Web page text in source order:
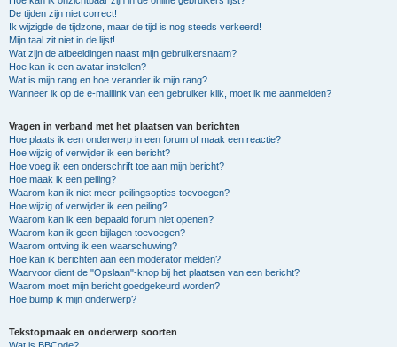
De tijden zijn niet correct!
Ik wijzigde de tijdzone, maar de tijd is nog steeds verkeerd!
Mijn taal zit niet in de lijst!
Wat zijn de afbeeldingen naast mijn gebruikersnaam?
Hoe kan ik een avatar instellen?
Wat is mijn rang en hoe verander ik mijn rang?
Wanneer ik op de e-maillink van een gebruiker klik, moet ik me aanmelden?
Vragen in verband met het plaatsen van berichten
Hoe plaats ik een onderwerp in een forum of maak een reactie?
Hoe wijzig of verwijder ik een bericht?
Hoe voeg ik een onderschrift toe aan mijn bericht?
Hoe maak ik een peiling?
Waarom kan ik niet meer peilingsopties toevoegen?
Hoe wijzig of verwijder ik een peiling?
Waarom kan ik een bepaald forum niet openen?
Waarom kan ik geen bijlagen toevoegen?
Waarom ontving ik een waarschuwing?
Hoe kan ik berichten aan een moderator melden?
Waarvoor dient de "Opslaan"-knop bij het plaatsen van een bericht?
Waarom moet mijn bericht goedgekeurd worden?
Hoe bump ik mijn onderwerp?
Tekstopmaak en onderwerp soorten